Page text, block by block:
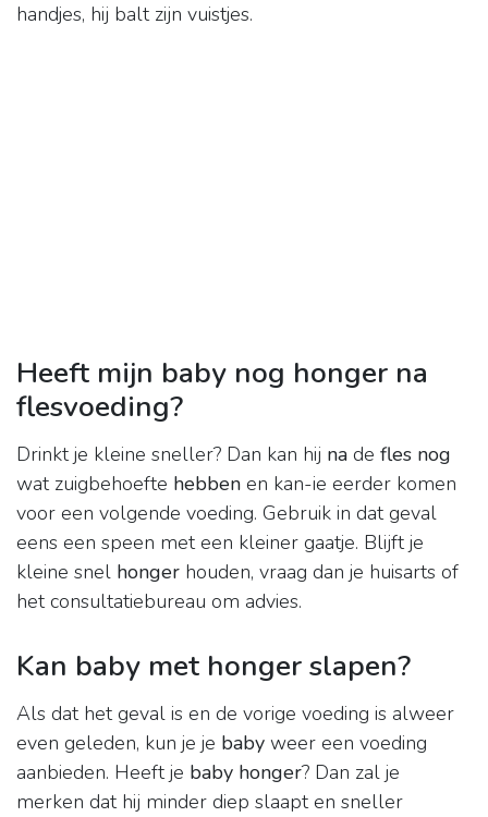
handjes, hij balt zijn vuistjes.
Heeft mijn baby nog honger na
flesvoeding?
Drinkt je kleine sneller? Dan kan hij na de fles nog
wat zuigbehoefte hebben en kan-ie eerder komen
voor een volgende voeding. Gebruik in dat geval
eens een speen met een kleiner gaatje. Blijft je
kleine snel honger houden, vraag dan je huisarts of
het consultatiebureau om advies.
Kan baby met honger slapen?
Als dat het geval is en de vorige voeding is alweer
even geleden, kun je je baby weer een voeding
aanbieden. Heeft je baby honger? Dan zal je
merken dat hij minder diep slaapt en sneller